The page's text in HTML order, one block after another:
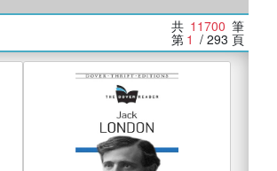
共 11700 筆
第 1 / 293 頁